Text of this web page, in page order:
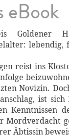
eBook
Goldener
lebendig,
reist ins
Novizin.
ist sich
Kenntnissen
Mordverdacht
Äbtissin